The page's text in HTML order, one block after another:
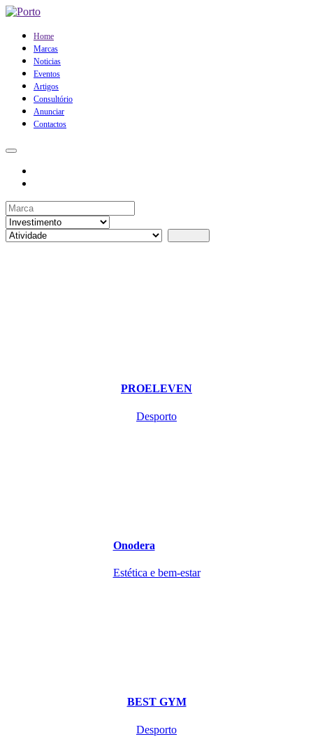
Home
Marcas
Noticias
Eventos
Artigos
Consultório
Anunciar
Contactos
PROELEVEN
Desporto
Onodera
Estética e bem-estar
BEST GYM
Desporto